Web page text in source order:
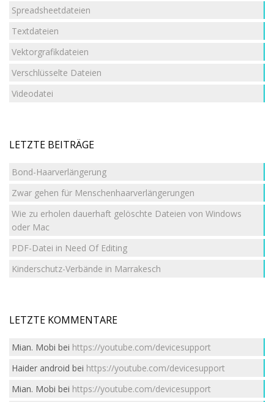
Spreadsheetdateien
Textdateien
Vektorgrafikdateien
Verschlüsselte Dateien
Videodatei
LETZTE BEITRÄGE
Bond-Haarverlängerung
Zwar gehen für Menschenhaarverlängerungen
Wie zu erholen dauerhaft gelöschte Dateien von Windows
oder Mac
PDF-Datei in Need Of Editing
Kinderschutz-Verbände in Marrakesch
LETZTE KOMMENTARE
Mian. Mobi bei https://youtube.com/devicesupport
Haider android bei https://youtube.com/devicesupport
Mian. Mobi bei https://youtube.com/devicesupport